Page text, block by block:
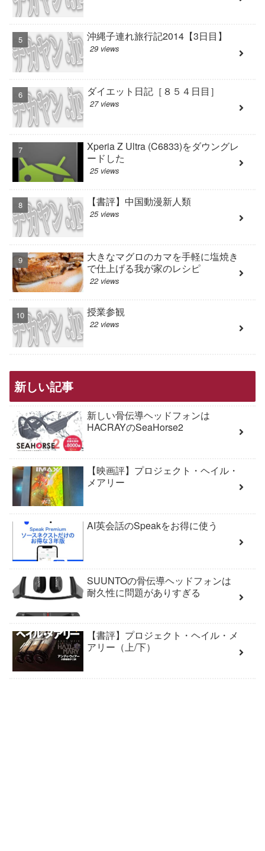
沖縄子連れ旅行記2014【3日目】
29 views
ダイエット日記［８５４日目］
27 views
Xperia Z Ultra (C6833)をダウングレ
ードした
25 views
【書評】中国動漫新人類
25 views
大きなマグロのカマを手軽に塩焼き
で仕上げる我が家のレシピ
22 views
授業参観
22 views
新しい記事
新しい骨伝導ヘッドフォンは
HACRAYのSeaHorse2
【映画評】プロジェクト・ヘイル・
メアリー
AI英会話のSpeakをお得に使う
SUUNTOの骨伝導ヘッドフォンは
耐久性に問題がありすぎる
【書評】プロジェクト・ヘイル・メ
アリー（上/下）